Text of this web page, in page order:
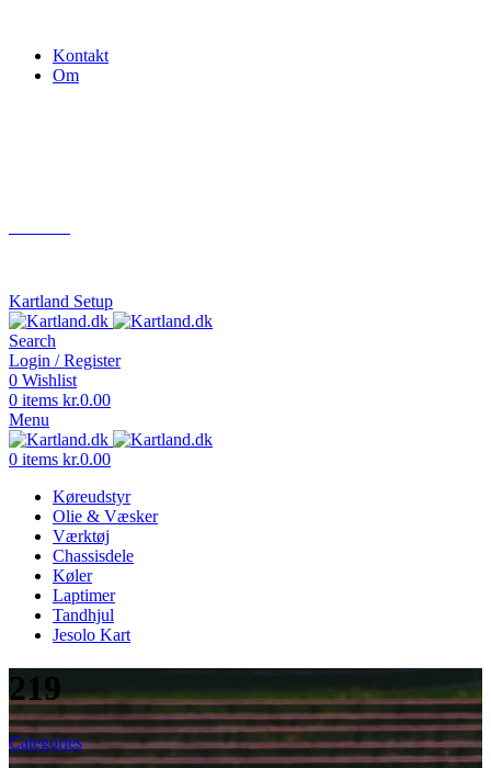
Kontakt
Om
Kartland Setup
Search
Login / Register
0 Wishlist
0 items kr.0.00
Menu
0 items kr.0.00
Køreudstyr
Olie & Væsker
Værktøj
Chassisdele
Køler
Laptimer
Tandhjul
Jesolo Kart
219
Categories